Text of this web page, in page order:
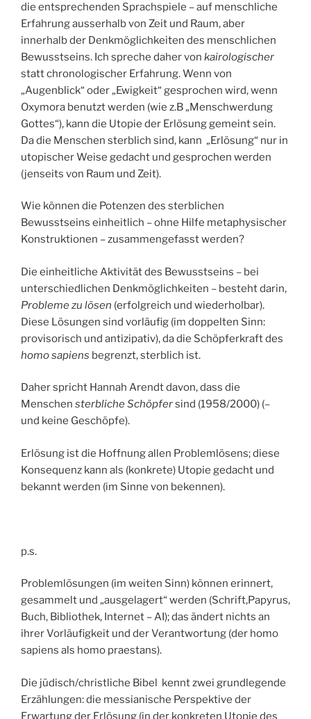
die entsprechenden Sprachspiele – auf menschliche
Erfahrung ausserhalb von Zeit und Raum, aber
innerhalb der Denkmöglichkeiten des menschlichen
Bewusstseins. Ich spreche daher von kairologischer
statt chronologischer Erfahrung. Wenn von
„Augenblick“ oder „Ewigkeit“ gesprochen wird, wenn
Oxymora benutzt werden (wie z.B „Menschwerdung
Gottes“), kann die Utopie der Erlösung gemeint sein.
Da die Menschen sterblich sind, kann „Erlösung“ nur in
utopischer Weise gedacht und gesprochen werden
(jenseits von Raum und Zeit).
Wie können die Potenzen des sterblichen
Bewusstseins einheitlich – ohne Hilfe metaphysischer
Konstruktionen – zusammengefasst werden?
Die einheitliche Aktivität des Bewusstseins – bei
unterschiedlichen Denkmöglichkeiten – besteht darin,
Probleme zu lösen (erfolgreich und wiederholbar).
Diese Lösungen sind vorläufig (im doppelten Sinn:
provisorisch und antizipativ), da die Schöpferkraft des
homo sapiens begrenzt, sterblich ist.
Daher spricht Hannah Arendt davon, dass die
Menschen sterbliche Schöpfersind (1958/2000) (–
und keine Geschöpfe).
Erlösung ist die Hoffnung allen Problemlösens; diese
Konsequenz kann als (konkrete) Utopie gedacht und
bekannt werden (im Sinne von bekennen).
p.s.
Problemlösungen (im weiten Sinn) können erinnert,
gesammelt und „ausgelagert“ werden (Schrift,Papyrus,
Buch, Bibliothek, Internet – AI); das ändert nichts an
ihrer Vorläufigkeit und der Verantwortung (der homo
sapiens als homo praestans).
Die jüdisch/christliche Bibel kennt zwei grundlegende
Erzählungen: die messianische Perspektive der
Erwartung der Erlösung (in der konkreten Utopie des